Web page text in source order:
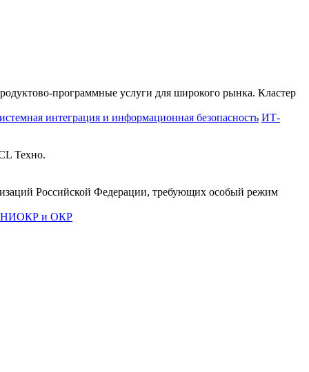
программные услуги для широкого рынка. Кластер
интеграция и информационная безопасность ИТ-
Техно.
Российской Федерации, требующих особый режим
НИОКР и ОКР